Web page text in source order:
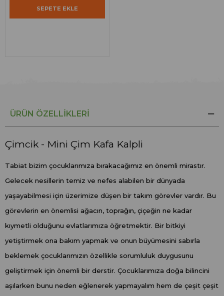
SEPETE EKLE
ÜRÜN ÖZELLIKLERI
Çimcik - Mini Çim Kafa Kalpli
Tabiat bizim çocuklarımıza bırakacağımız en önemli mirastır.
Gelecek nesillerin temiz ve nefes alabilen bir dünyada
yaşayabilmesi için üzerimize düşen bir takım görevler vardır. Bu
görevlerin en önemlisi ağacın, toprağın, çiçeğin ne kadar
kıymetli olduğunu evlatlarımıza öğretmektir. Bir bitkiyi
yetiştirmek ona bakım yapmak ve onun büyümesini sabırla
beklemek çocuklarımızın özellikle sorumluluk duygusunu
geliştirmek için önemli bir derstir. Çocuklarımıza doğa bilincini
aşılarken bunu neden eğlenerek yapmayalım hem de çeşit çeşit